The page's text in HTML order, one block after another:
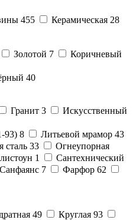
455 Керамическая 28
Золотой 7
Коричневый
40
Гранит 3
Искусственный
93) 8 Литьевой мрамор 43
сталь 33
Огнеупорная
1
Сантехнический
Санфаянс 7 Фарфор 62
49 Круглая 93